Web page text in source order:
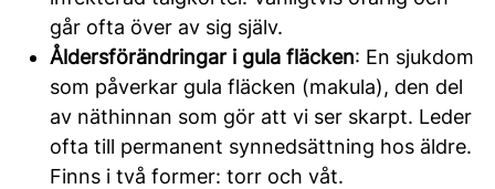
går ofta över av sig själv.
Åldersförändringar i gula fläcken: En sjukdom
som påverkar gula fläcken (makula), den del
av näthinnan som gör att vi ser skarpt. Leder
ofta till permanent synnedsättning hos äldre.
Finns i två former: torr och våt.